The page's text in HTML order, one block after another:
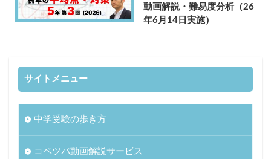
動画解説・難易度分析（26
年6月14日実施）
サイトメニュー
中学受験の歩き方
コベツバ動画解説サービス